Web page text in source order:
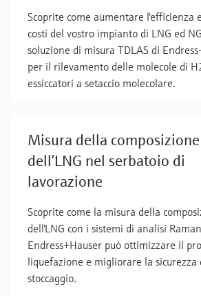
Scoprite come aumentare l'efficienza
costi del vostro impianto di LNG ed
soluzione di misura TDLAS di
per il rilevamento delle molecole di
essiccatori a setaccio molecolare.
Misura della composizione
dell’LNG nel serbatoio di
lavorazione
Scoprite come la misura della
dell'LNG con i sistemi di analisi Raman
Endress+Hauser può ottimizzare il
liquefazione e migliorare la sicurezza
stoccaggio.